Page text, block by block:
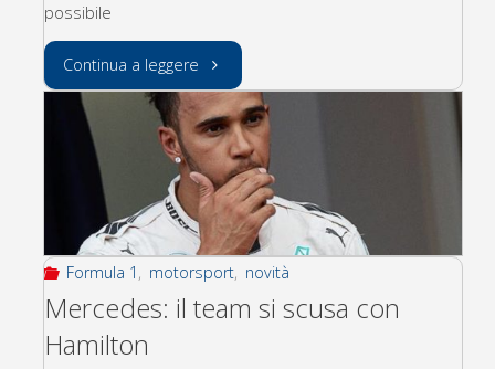
possibile
Continua a leggere "scaletta
settimanale"
Formula 1 , motorsport, novità
Mercedes: il team si scusa con
Hamilton